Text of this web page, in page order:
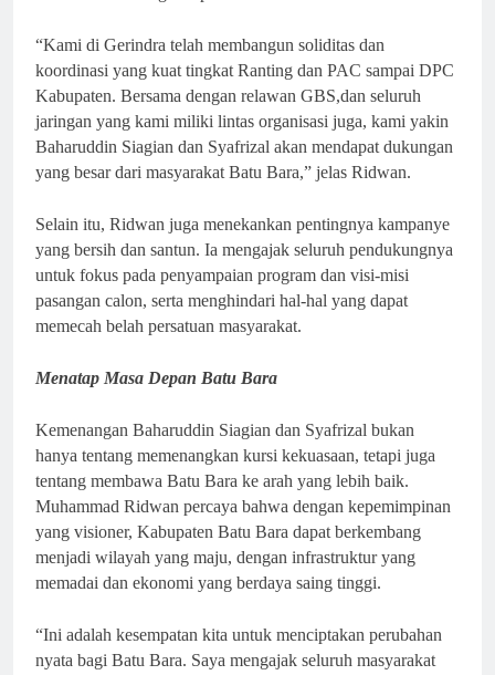
“Kami di Gerindra telah membangun soliditas dan
koordinasi yang kuat tingkat Ranting dan PAC sampai DPC
Kabupaten. Bersama dengan relawan GBS,dan seluruh
jaringan yang kami miliki lintas organisasi juga, kami yakin
Baharuddin Siagian dan Syafrizal akan mendapat dukungan
yang besar dari masyarakat Batu Bara,” jelas Ridwan.
Selain itu, Ridwan juga menekankan pentingnya kampanye
yang bersih dan santun. Ia mengajak seluruh pendukungnya
untuk fokus pada penyampaian program dan visi-misi
pasangan calon, serta menghindari hal-hal yang dapat
memecah belah persatuan masyarakat.
Menatap Masa Depan Batu Bara
Kemenangan Baharuddin Siagian dan Syafrizal bukan
hanya tentang memenangkan kursi kekuasaan, tetapi juga
tentang membawa Batu Bara ke arah yang lebih baik.
Muhammad Ridwan percaya bahwa dengan kepemimpinan
yang visioner, Kabupaten Batu Bara dapat berkembang
menjadi wilayah yang maju, dengan infrastruktur yang
memadai dan ekonomi yang berdaya saing tinggi.
“Ini adalah kesempatan kita untuk menciptakan perubahan
nyata bagi Batu Bara. Saya mengajak seluruh masyarakat